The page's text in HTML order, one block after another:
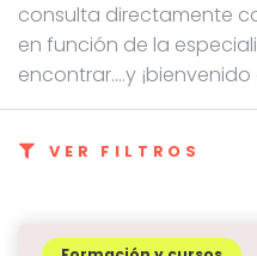
consulta directamente
en función de la
encontrar....y
VER FILTROS